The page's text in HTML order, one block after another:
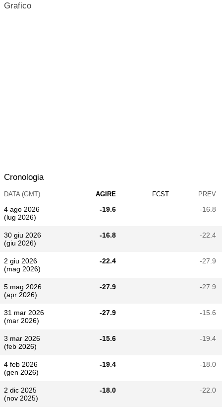
Grafico
Cronologia
DATA (GMT) AGIRE FCST PREV
4 ago 2026
(lug 2026)
-19.6 -16.8
30 giu 2026
(giu 2026)
-16.8 -22.4
2 giu 2026
(mag 2026)
-22.4 -27.9
5 mag 2026
(apr 2026)
-27.9 -27.9
31 mar 2026
(mar 2026)
-27.9 -15.6
3 mar 2026
(feb 2026)
-15.6 -19.4
4 feb 2026
(gen 2026)
-19.4 -18.0
2 dic 2025
(nov 2025)
-18.0 -22.0